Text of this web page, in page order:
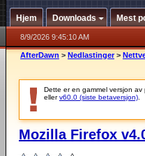
Hjem Downloads Mest
8/9/2026 9:45:10 AM
AfterDawn > Nedlastinger >
Dette er en gammel versjon
ellerv60.0 (siste betaversjon)
Mozilla Firefox